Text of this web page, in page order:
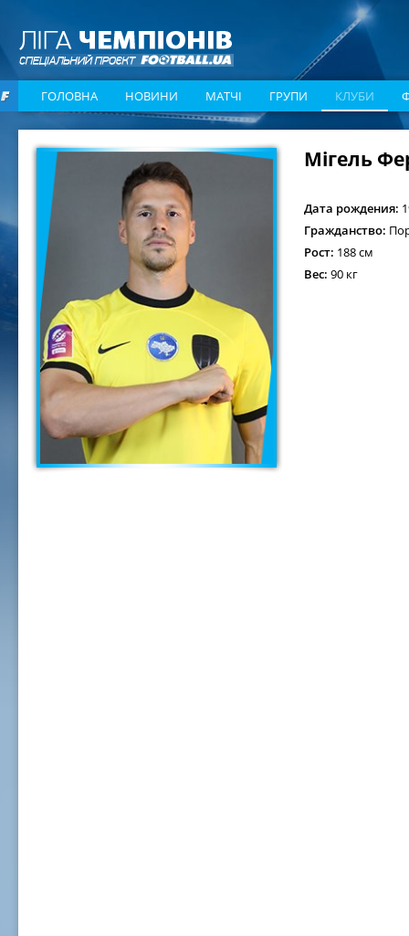
ГОЛОВНА НОВИНИ МАТЧІ ГРУПИ КЛУБИ
Мігель
Дата рождения:
Гражданство:
Рост: 188 см
Вес: 90 кг